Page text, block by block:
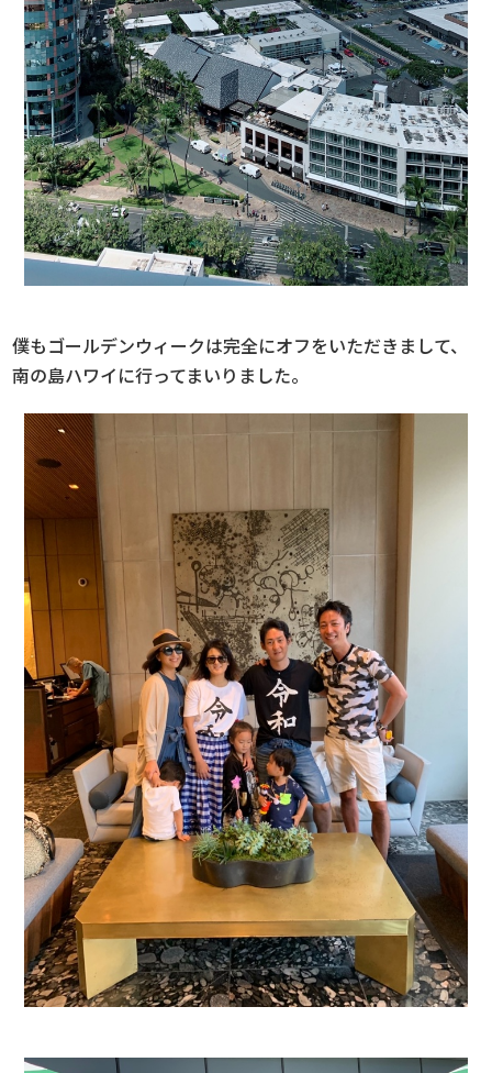
僕もゴールデンウィークは完全にオフをいただきまして、
南の島ハワイに行ってまいりました。